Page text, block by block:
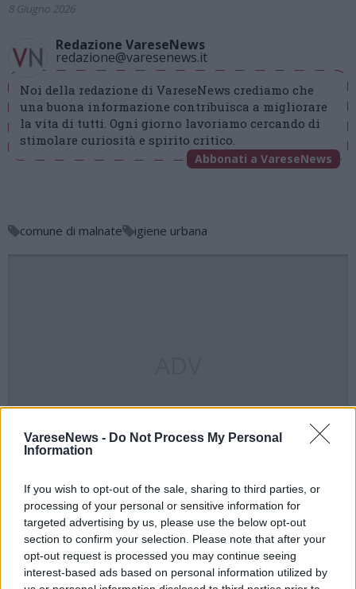
VareseNews - Do Not Process My Personal
Information
If you wish to opt-out of the sale, sharing to third parties, or
processing of your personal or sensitive information for
targeted advertising by us, please use the below opt-out
section to confirm your selection. Please note that after your
opt-out request is processed you may continue seeing
interest-based ads based on personal information utilized by
8 Giugno 2026
Redazione VareseNews
redazione@varesenews.it
Noi della redazione di VareseNews crediamo che
una buona informazione contribuisca a migliorare
la vita di tutti. Ogni giorno lavoriamo cercando di
stimolare curiosità e spirito critico.
Abbonati a VareseNews
comune di malnate igiene urbana